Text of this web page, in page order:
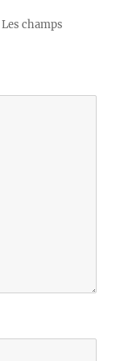
Les champs